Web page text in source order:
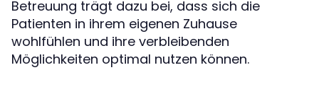
Betreuung trägt dazu bei, dass sich die
Patienten in ihrem eigenen Zuhause
wohlfühlen und ihre verbleibenden
Möglichkeiten optimal nutzen können.